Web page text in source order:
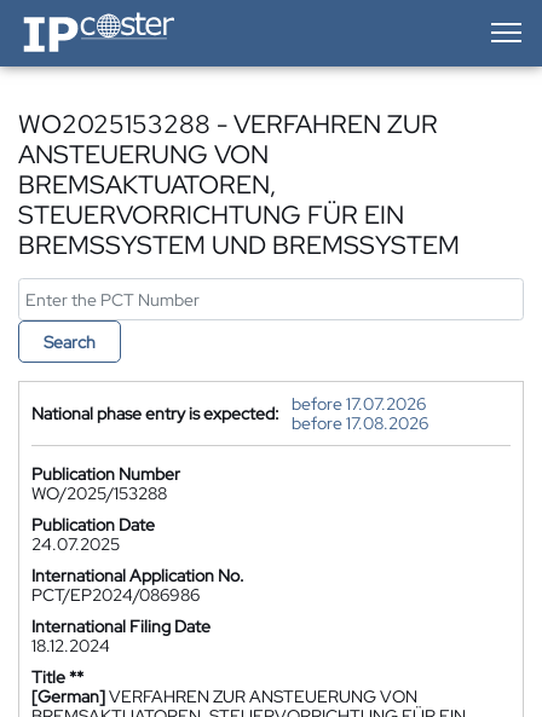
IP-Coster — Home
WO2025153288 - VERFAHREN ZUR
ANSTEUERUNG VON
BREMSAKTUATOREN,
STEUERVORRICHTUNG FÜR EIN
BREMSSYSTEM UND BREMSSYSTEM
Search
National phase entry is expected:
before 17.07.2026
before 17.08.2026
Publication Number
WO/2025/153288
Publication Date
24.07.2025
International Application No.
PCT/EP2024/086986
International Filing Date
18.12.2024
Title **
[German]VERFAHREN ZUR ANSTEUERUNG VON